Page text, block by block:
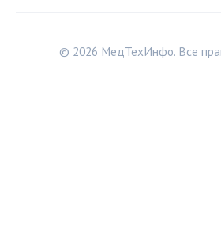
© 2026 МедТехИнфо. Все